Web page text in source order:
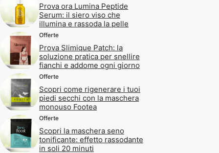
Prova ora Lumina Peptide
Serum: il siero viso che
illumina e rassoda la pelle
Offerte
Prova Slimique Patch: la
soluzione pratica per snellire
fianchi e addome ogni giorno
Offerte
Scopri come rigenerare i tuoi
piedi secchi con la maschera
monouso Footea
Offerte
Scopri la maschera seno
tonificante: effetto rassodante
in soli 20 minuti